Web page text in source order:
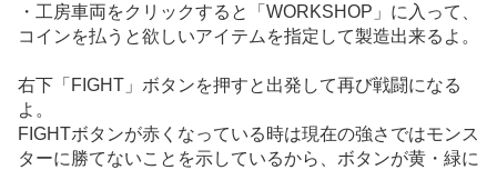
・工房車両をクリックすると「WORKSHOP」に入って、
コインを払うと欲しいアイテムを指定して製造出来るよ。
右下「FIGHT」ボタンを押すと出発して再び戦闘になる
よ。
FIGHTボタンが赤くなっている時は現在の強さではモンス
ターに勝てないことを示しているから、ボタンが黄・緑に